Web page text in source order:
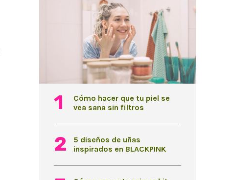
Cómo hacer que tu piel se
vea sana sin filtros
5 diseños de uñas
inspirados en BLACKPINK